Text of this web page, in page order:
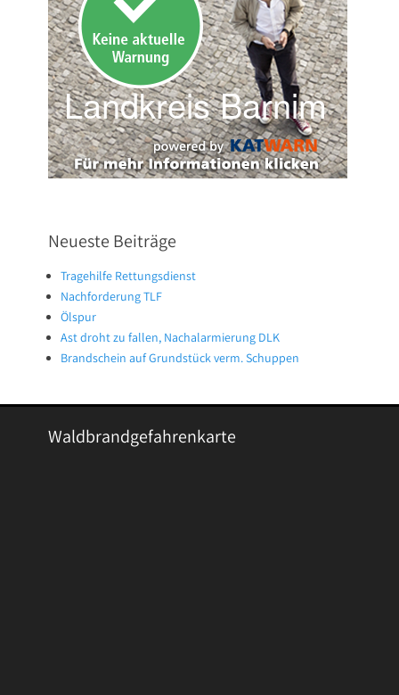
Neueste Beiträge
Tragehilfe Rettungsdienst
Nachforderung TLF
Ölspur
Ast droht zu fallen, Nachalarmierung DLK
Brandschein auf Grundstück verm. Schuppen
Waldbrandgefahrenkarte